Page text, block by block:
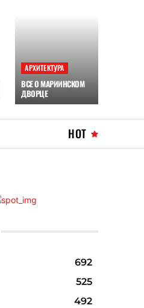
АРХИТЕКТУРА
ВСЕ О МАРИИНСКОМ
ДВОРЦЕ
HOT
692
525
492